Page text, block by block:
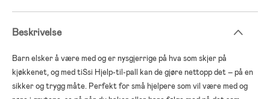
Beskrivelse
Barn elsker å være med og er nysgjerrige på hva som skjer på
kjøkkenet, og med tiSsi Hjelp-til-pall kan de gjøre nettopp det – på en
sikker og trygg måte. Perfekt for små hjelpere som vil være med og